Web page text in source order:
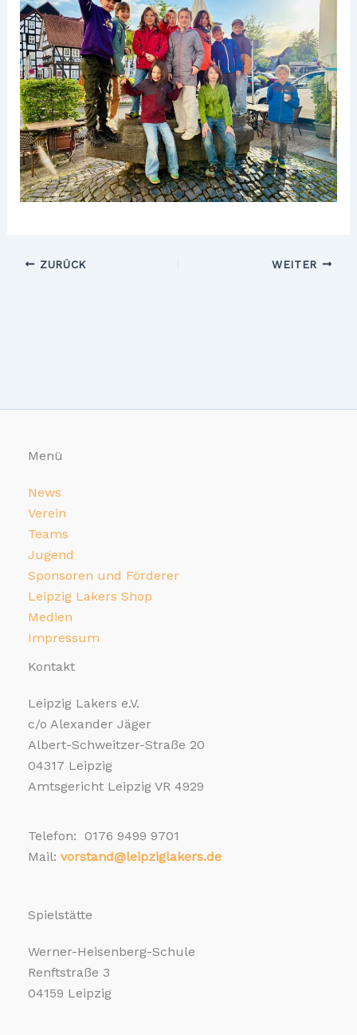
ZURÜCK WEITER
Menü
News
Verein
Teams
Jugend
Sponsoren und Förderer
Leipzig Lakers Shop
Medien
Impressum
Kontakt
Leipzig Lakers e.V.
c/o Alexander Jäger
Albert-Schweitzer-Straße 20
04317 Leipzig
Amtsgericht Leipzig VR 4929
Telefon: 0176 9499 9701
Mail: vorstand@leipziglakers.de
Spielstätte
Werner-Heisenberg-Schule
Renftstraße 3
04159 Leipzig